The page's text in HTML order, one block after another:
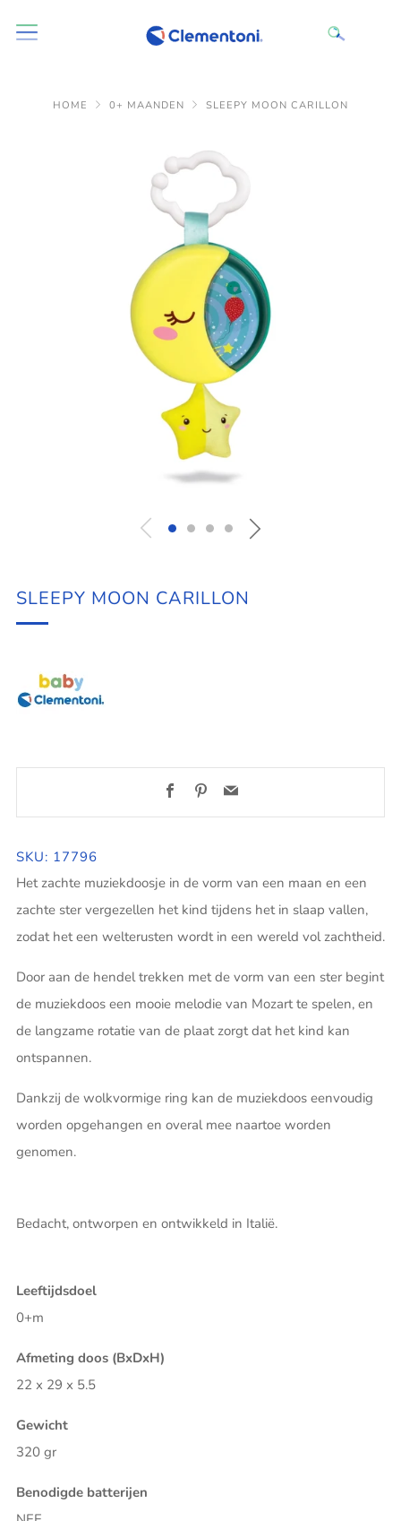
HOME 0+ MAANDEN SLEEPY MOON CARILLON
SLEEPY MOON CARILLON
FacebookPinterest
Email
SKU: 17796
Het zachte muziekdoosje in de vorm van een maan en een
zachte ster vergezellen het kind tijdens het in slaap vallen,
zodat het een welterusten wordt in een wereld vol zachtheid.
Door aan de hendel trekken met de vorm van een ster begint
de muziekdoos een mooie melodie van Mozart te spelen, en
de langzame rotatie van de plaat zorgt dat het kind kan
ontspannen.
Dankzij de wolkvormige ring kan de muziekdoos eenvoudig
worden opgehangen en overal mee naartoe worden
genomen.
Bedacht, ontworpen en ontwikkeld in Italië.
Leeftijdsdoel
0+m
Afmeting doos (BxDxH)
22 x 29 x 5.5
Gewicht
320 gr
Benodigde batterijen